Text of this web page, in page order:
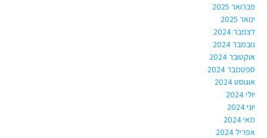
פברואר 2025
ינואר 2025
דצמבר 2024
נובמבר 2024
אוקטובר 2024
ספטמבר 2024
אוגוסט 2024
יולי 2024
יוני 2024
מאי 2024
אפריל 2024